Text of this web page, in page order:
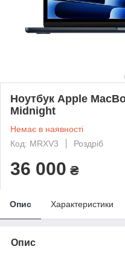
Ноутбук Apple
Midnight
Немає в наявності
Код: MRXV3
Роздріб
36 000 ₴
Опис Характеристики
Опис